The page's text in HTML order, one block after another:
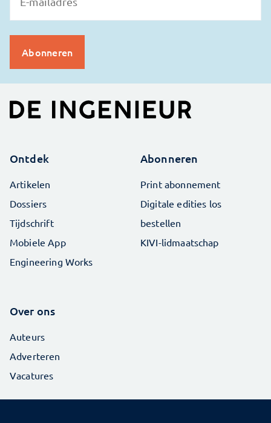
Ontdek
Artikelen
Dossiers
Tijdschrift
Mobiele App
Engineering Works
Abonneren
Print abonnement
Digitale edities los
bestellen
KIVI-lidmaatschap
Over ons
Auteurs
Adverteren
Vacatures